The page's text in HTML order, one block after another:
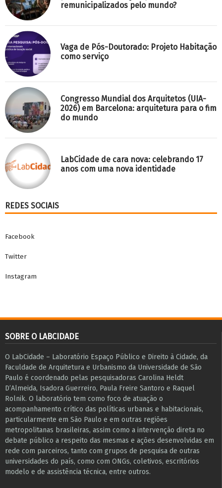
remunicipalizados pelo mundo?
Vaga de Pós-Doutorado: Projeto Habitação
como serviço
Congresso Mundial dos Arquitetos (UIA-
2026) em Barcelona: arquitetura para o fim
do mundo
LabCidade de cara nova: celebrando 17
anos com uma nova identidade
REDES SOCIAIS
Facebook
Twitter
Instagram
SOBRE O LABCIDADE
O LabCidade – Laboratório Espaço Público e Direito à Cidade, da
Faculdade de Arquitetura e Urbanismo da Universidade de São
Paulo é coordenado pelas pesquisadoras Carolina Heldt
D’Almeida, Isadora Guerreiro, Paula Freire Santoro e Raquel
Rolnik. O laboratório tem como foco de atuação o
acompanhamento crítico das políticas urbanas e habitacionais,
particularmente em São Paulo e ​em outras regiões
metropolitanas brasileiras, assim como a intervenção direta no
debate público a respeito das mesmas e ações desenvolvidas em
r​e​de com parceiros, tanto com grupos de pesquisa ​de outras
universidades do país, como com ONGs, coletivos, escritórios
modelo e de assistência técnica​, entre outros​.